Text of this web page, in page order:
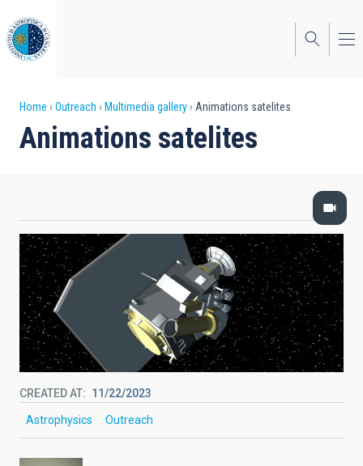
to
main
content
Breadcrumb
Home Outreach Multimedia gallery Animations satelites
Animations satelites
CREATED AT 11/22/2023
Astrophysics Outreach